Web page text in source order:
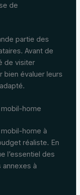
de
partie des
Avant de
de visiter
bien évaluer leurs
mobil-home
home à
réaliste. En
l’essentiel des
annexes à